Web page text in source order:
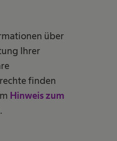
über
Ihrer
finden
Hinweis zum
.